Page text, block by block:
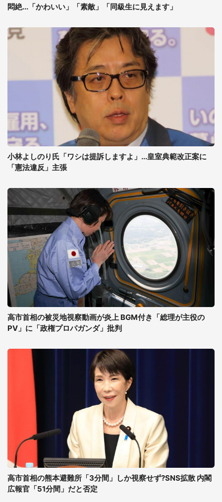
悶絶...「かわいい」「素敵」「同級生に見えます」
小林よしのり氏「ワシは提訴しますよ」...皇室典範改正案に
「憲法違反」主張
高市首相の被災地視察動画が炎上 BGM付き「総理が主役の
PV」に「政権プロパガンダ」批判
高市首相の熊本避難所「3分間」しか視察せず?SNS拡散 内閣
広報官「51分間」だと否定